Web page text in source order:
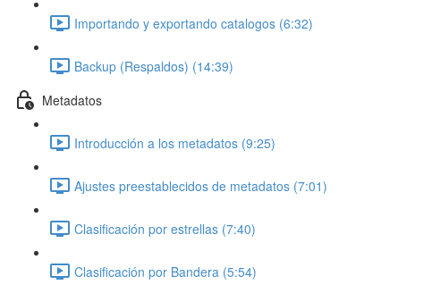
Importando y exportando catalogos (6:32)
Backup (Respaldos) (14:39)
Metadatos
Introducción a los metadatos (9:25)
Ajustes preestablecidos de metadatos (7:01)
Clasificación por estrellas (7:40)
Clasificación por Bandera (5:54)